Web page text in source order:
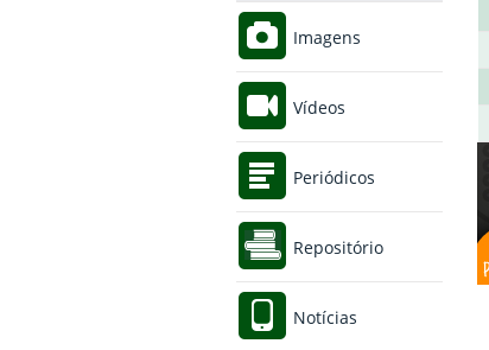
Imagens
Vídeos
Periódicos
Repositório
Notícias